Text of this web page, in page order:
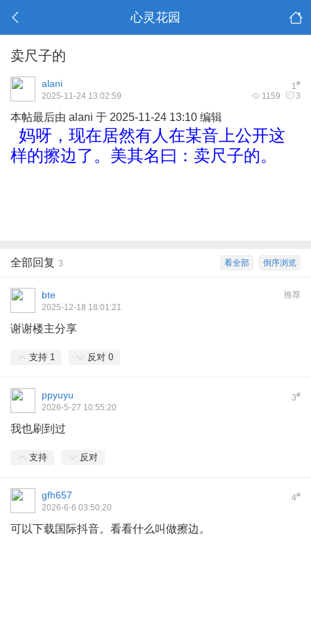
心灵花园
卖尺子的
1#
alani
1159 3
2025-11-24 13:02:59
本帖最后由 alani 于 2025-11-24 13:10 编辑
妈呀，现在居然有人在某音上公开这
样的擦边了。美其名曰：卖尺子的。
倒序浏览
看全部
全部回复 3
推荐
bte
2025-12-18 18:01:21
谢谢楼主分享
支持 1 反对 0
3#
ppyuyu
2026-5-27 10:55:20
我也刷到过
支持 反对
4#
gfh657
2026-6-6 03:50:20
可以下载国际抖音。看看什么叫做擦边。